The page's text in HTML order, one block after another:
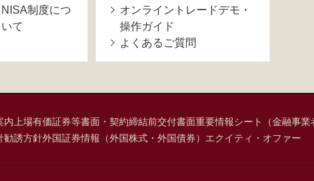
NISA制度につ
いて
オンライントレードデモ・
操作ガイド
よくあるご質問
内 上場有価証券等書面・契約締結前交付書面重要情報シート（金融事業
勧誘方針外国証券情報（外国株式・外国債券） エクイティ・オファー